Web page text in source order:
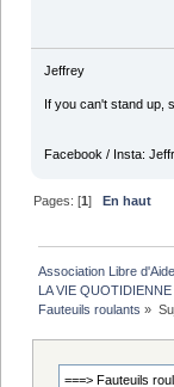
Jeffrey
If you can't stand up,
Facebook / Insta:
Pages: [1]En haut
Association Libre
LA VIE QUOTIDIENNE
Fauteuils roulants »